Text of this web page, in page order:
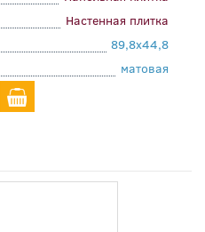
Настенная плитка
89,8x44,8
матовая